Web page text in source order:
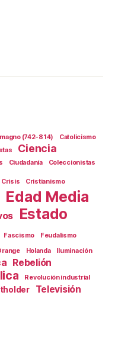
(742-814)
Catolicismo
Ciencia
Ciudadanía Coleccionistas
Crisis Cristianismo
Edad Media
Estado
Fascismo Feudalismo
Holanda
Iluminación
Rebelión
Revolución industrial
Televisión